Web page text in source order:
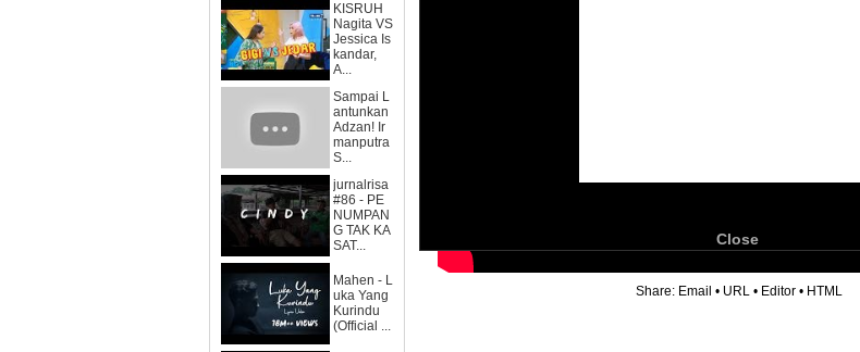
KISRUH
Nagita VS
Jessica Is
kandar,
A...
Sampai L
antunkan
Adzan! Ir
manputra
S...
jurnalrisa
#86 - PE
NUMPAN
G TAK KA
SAT...
Mahen - L
uka Yang
Kurindu
(Official ...
Close
Share: Email • URL • Editor • HTML